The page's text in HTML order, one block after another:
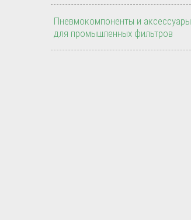
Пневмокомпоненты и аксессуары
для промышленных фильтров